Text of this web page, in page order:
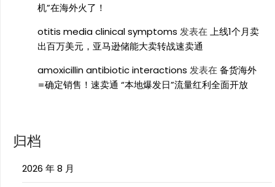
机”在海外火了！
otitis media clinical symptoms 发表在 上线1个月卖
出百万美元，亚马逊储能大卖转战速卖通
amoxicillin antibiotic interactions 发表在 备货海外
=确定销售！速卖通 “本地爆发日”流量红利全面开放
归档
2026 年 8 月